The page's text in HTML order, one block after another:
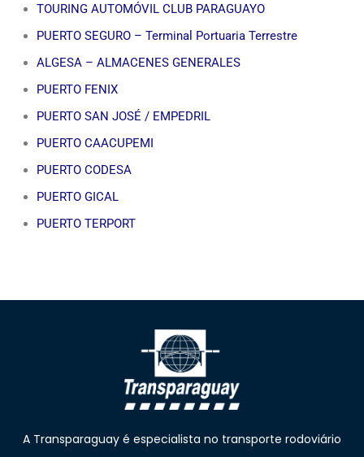
TOURING AUTOMÓVIL CLUB PARAGUAYO
PUERTO SEGURO – Terminal Portuaria Terrestre
ALGESA – ALMACENES GENERALES
PUERTO FENIX
PUERTO SAN JOSÉ / EMPEDRIL
PUERTO CAACUPEMI
PUERTO CODESA
PUERTO GICAL
PUERTO TERPORT
A Transparaguay é especialista no transporte rodoviário